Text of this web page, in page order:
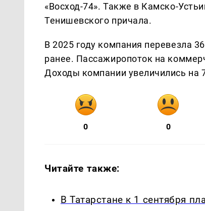
«Восход-74». Также в Камско-
Тенишевского причала.
В 2025 году компания перевезла
ранее. Пассажиропоток на
Доходы компании увеличились на
0 0
Читайте также:
В Татарстане к 1 сентября